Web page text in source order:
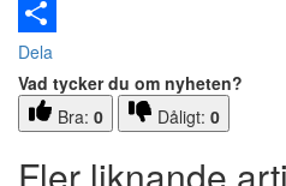
Email
Dela
Vad tycker du om nyheten?
Bra: 0 Dåligt: 0